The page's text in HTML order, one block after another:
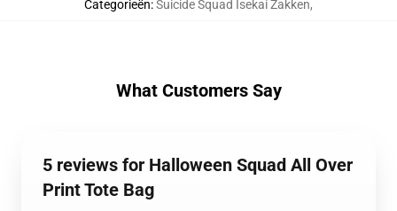
Categorieën:Suicide Squad Isekai Zakken,
What Customers Say
5 reviews for Halloween Squad All Over
Print Tote Bag